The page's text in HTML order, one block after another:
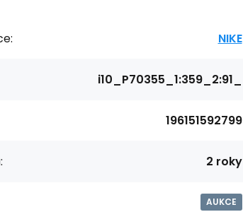
NIKE
i10_P70355_1:359_2:91_
196151592799
2 roky
AUKCE